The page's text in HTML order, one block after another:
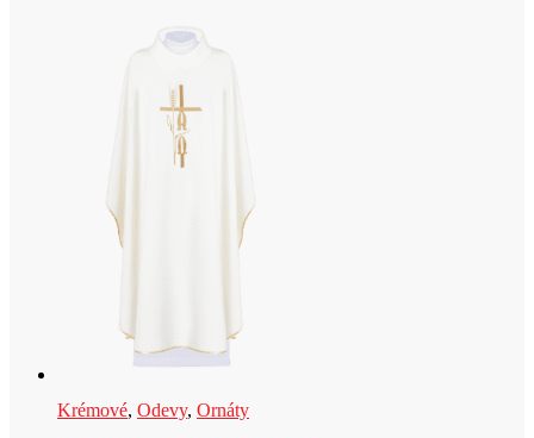
Krémové, Odevy, Ornáty